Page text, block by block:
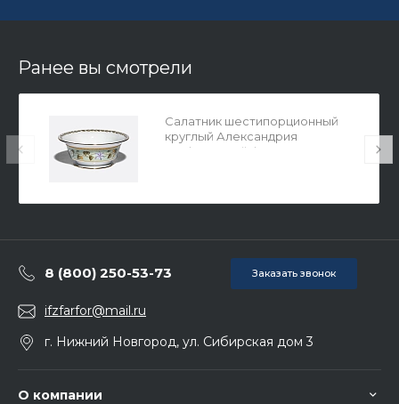
Ранее вы смотрели
Салатник шестипорционный
круглый Александрия
'Нефритовый фон' арт.
8 (800) 250-53-73 Заказать звонок
ifzfarfor@mail.ru
г. Нижний Новгород, ул. Сибирская дом 3
О компании